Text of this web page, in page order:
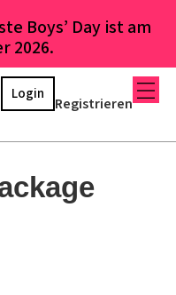
Boys’ Day ist am
2026.
Registrieren
Login